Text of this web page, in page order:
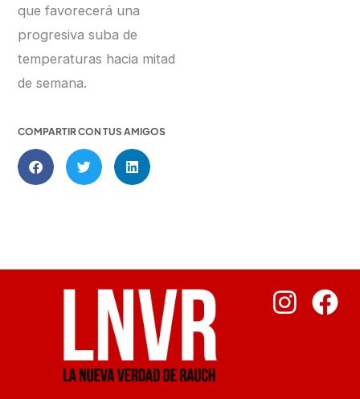
que favorecerá una
progresiva suba de
temperaturas hacia mitad
de semana.
COMPARTIR CON TUS AMIGOS